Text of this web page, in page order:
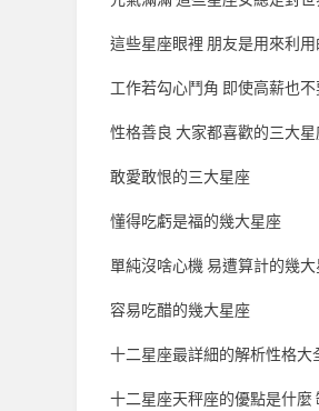
這些星座眼裡 朋友是用來利用
工作若勾心鬥角 即使高薪也
性格善良 大家都喜歡的三大星
敢愛敢恨的三大星座
懂得吃虧是福的幾大星座
單純沒啥心機 易遭算計的幾大
容易吃醋的幾大星座
十二星座最詳細的解析性格大
十二星座天秤座的優點是什麼